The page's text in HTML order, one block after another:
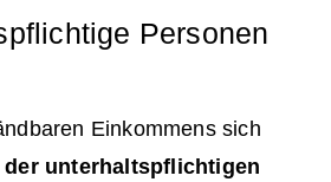
Personen
Einkommens sich
der unterhaltspflichtigen